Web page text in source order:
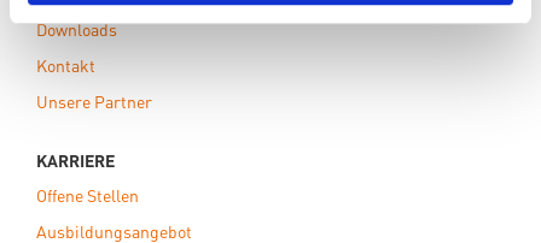
Downloads
Kontakt
Unsere Partner
KARRIERE
Offene Stellen
Ausbildungsangebot